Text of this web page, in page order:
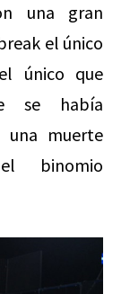
una gran
el único
único que
se había
una muerte
binomio